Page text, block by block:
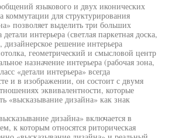
языкового и двух иконических
коммутации для структурирования
позволяет выделить три больших
интерьера (светлая паркетная доска,
решение интерьера
геометрический и смысловой центр
назначение интерьера (рабочая зона,
«детали интерьера» всегда
и в изображении, он состоит с двумя
эквивалентности, которые
«высказывание дизайна» как знак
дизайна» включается в
к которым относятся риторическая